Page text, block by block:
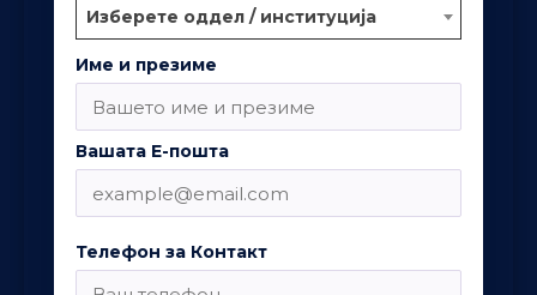
Изберете оддел / институција
Име и презиме
Вашата Е-пошта
Телефон за Контакт